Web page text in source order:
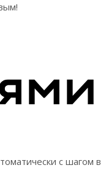
с шагом в